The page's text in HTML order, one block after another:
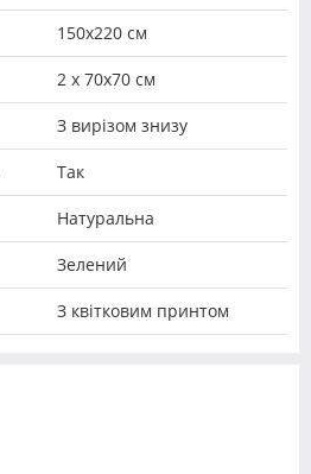
150х220 см
2 х 70х70 см
З вирізом знизу
Так
Натуральна
Зелений
З квітковим принтом